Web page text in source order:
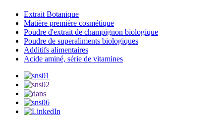
Extrait Botanique
Matière première cosmétique
Poudre d'extrait de champignon biologique
Poudre de superaliments biologiques
Additifs alimentaires
Acide aminé, série de vitamines